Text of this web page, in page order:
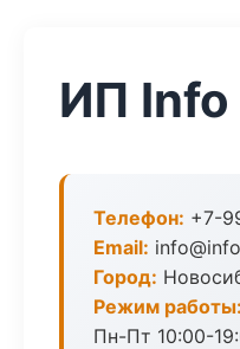
ИП Info
Телефон: +7-
Email:
Город:
Режим работы:
Пн-Пт 10:00-